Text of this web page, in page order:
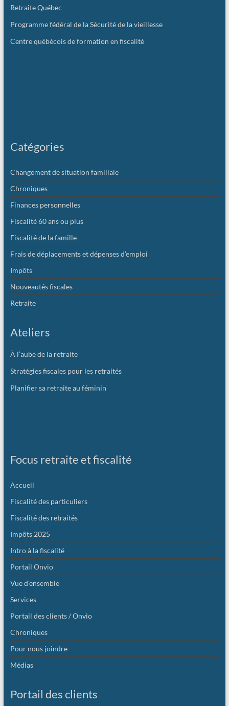
Retraite Québec
Programme fédéral de la Sécurité de la vieillesse
Centre québécois de formation en fiscalité
Catégories
Changement de situation familiale
Chroniques
Finances personnelles
Fiscalité 60 ans ou plus
Fiscalité de la famille
Frais de déplacements et dépenses d’emploi
Impôts
Nouveautés fiscales
Retraite
Ateliers
À l’aube de la retraite
Stratégies fiscales pour les retraités
Planifier sa retraite au féminin
Focus retraite et fiscalité
Accueil
Fiscalité des particuliers
Fiscalité des retraités
Impôts 2025
Intro à la fiscalité
Portail Onvio
Vue d’ensemble
Services
Portail des clients / Onvio
Chroniques
Pour nous joindre
Médias
Portail des clients